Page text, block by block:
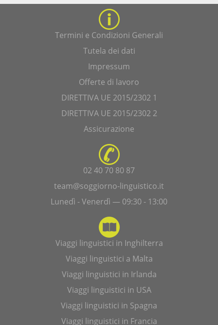
Termini e Condizioni Generali
Tutela dei dati
Impressum
Offerte di lavoro
DIRETTIVA UE 2015/2302 1
DIRETTIVA UE 2015/2302 2
Assicurazione
02 40 70 80 87
team@soggiorno-linguistico.it
Lunedì - Venerdì — 09:30 - 13:00
Viaggi linguistici in Inghilterra
Viaggi linguistici a Malta
Viaggi linguistici in Irlanda
Viaggi linguistici in USA
Viaggi linguistici in Spagna
Viaggi linguistici in Francia